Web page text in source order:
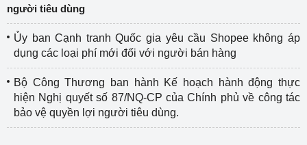
người tiêu dùng
Ủy ban Cạnh tranh Quốc gia yêu cầu Shopee không áp
dụng các loại phí mới đối với người bán hàng
Bộ Công Thương ban hành Kế hoạch hành động thực
hiện Nghị quyết số 87/NQ-CP của Chính phủ về công tác
bảo vệ quyền lợi người tiêu dùng.